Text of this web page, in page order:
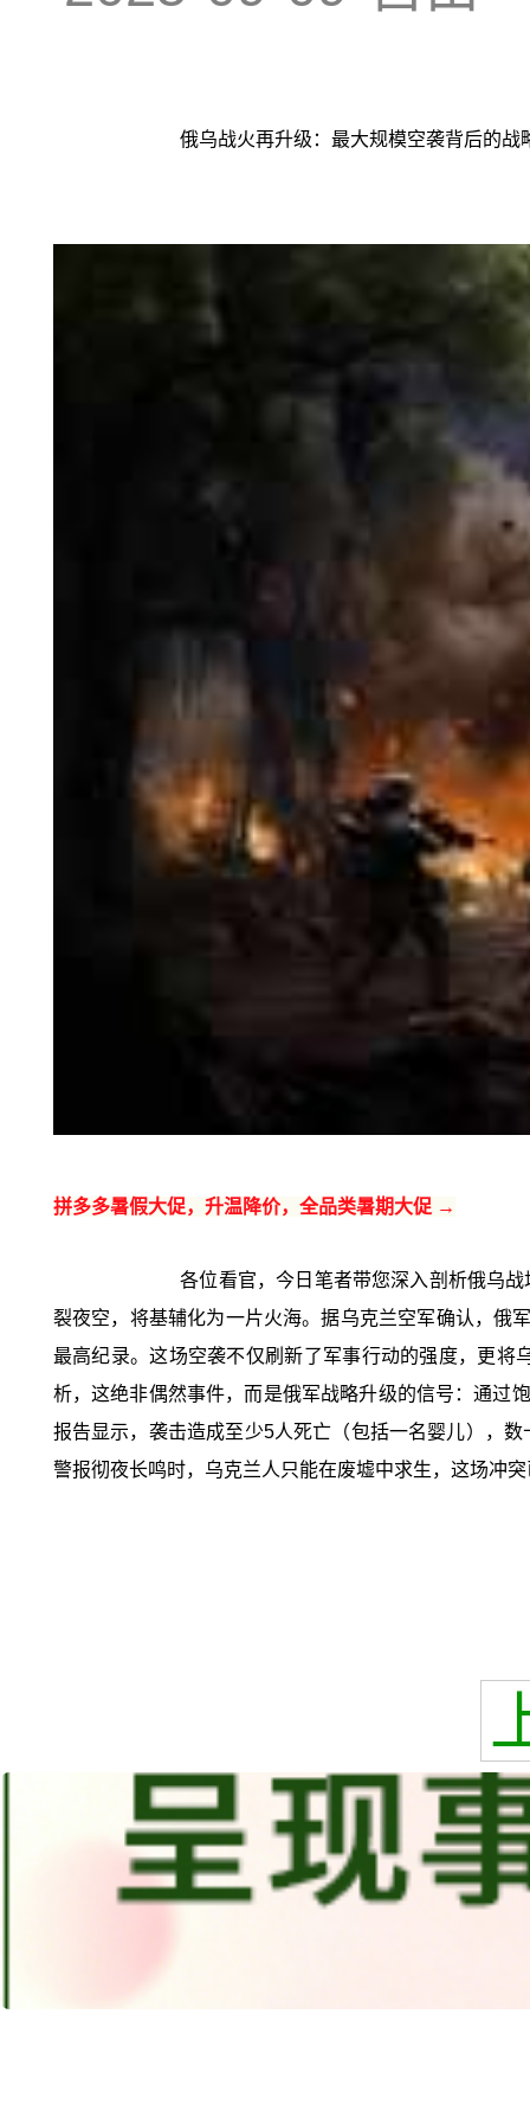
俄乌战火再升级：最大规模空袭背后的战
拼多多暑假大促，升温降价，全品类暑期大促 →
各位看官，今日笔者带您深入剖析俄乌
裂夜空，将基辅化为一片火海。据乌克兰空军确认，俄
最高纪录。这场空袭不仅刷新了军事行动的强度，更
析，这绝非偶然事件，而是俄军战略升级的信号：通过
报告显示，袭击造成至少5人死亡（包括一名婴儿），
警报彻夜长鸣时，乌克兰人只能在废墟中求生，这场冲